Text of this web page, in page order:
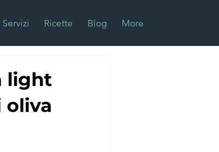
Servizi Ricette Blog More
light
oliva